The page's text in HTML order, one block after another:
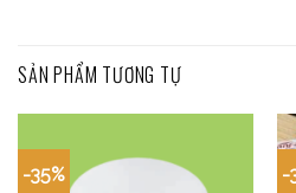
SẢN PHẨM TƯƠNG TỰ
-35% -